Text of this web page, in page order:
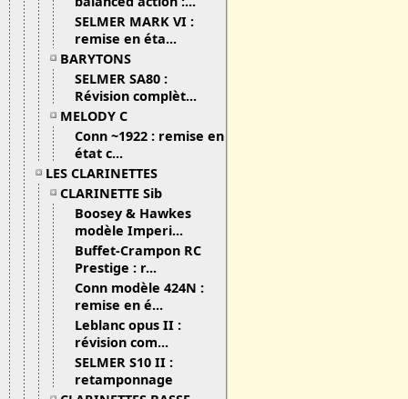
SELMER MARK VI :
remise en éta...
BARYTONS
SELMER SA80 :
Révision complèt...
MELODY C
Conn ~1922 : remise en
état c...
LES CLARINETTES
CLARINETTE Sib
Boosey & Hawkes
modèle Imperi...
Buffet-Crampon RC
Prestige : r...
Conn modèle 424N :
remise en é...
Leblanc opus II :
révision com...
SELMER S10 II :
retamponnage